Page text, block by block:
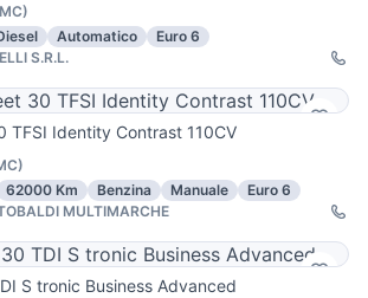
MC)
Automatico
Euro 6
S.R.L.
TFSI Identity Contrast 110CV
)
62000 Km Benzina Manuale
Euro 6
MULTIMARCHE
S tronic Business Advanced